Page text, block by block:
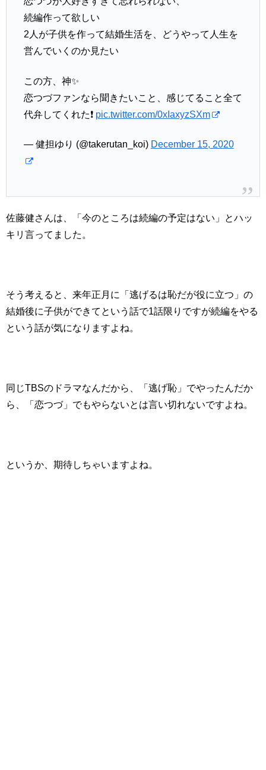
続編作って欲しい
2人が子供を作って結婚生活を、どうやって人生を
営んでいくのか見たい
この方、神✨
恋つづファンなら聞きたいこと、感じてること全て
代弁してくれた❗️ pic.twitter.com/0xIaxyzSXm
— 健担ゆり (@takerutan_koi) December 15, 2020
佐藤健さんは、「今のところは続編の予定はない」とハッ
キリ言ってました。
そう考えると、来年正月に「逃げるは恥だが役に立つ」の
結婚後に子供ができてという話で1話限りですが続編をやる
という話が気になりますよね。
同じTBSのドラマなんだから、「逃げ恥」でやったんだか
ら、「恋つづ」でもやらないとは言い切れないですよね。
というか、期待しちゃいますよね。